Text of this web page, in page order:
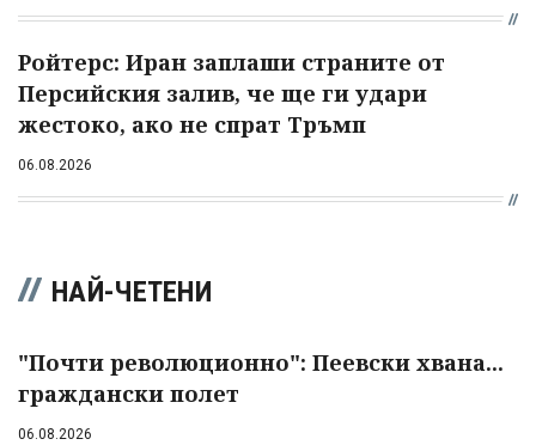
Ройтерс: Иран заплаши страните от
Персийския залив, че ще ги удари
жестоко, ако не спрат Тръмп
06.08.2026
НАЙ-ЧЕТЕНИ
"Почти революционно": Пеевски хвана...
граждански полет
06.08.2026